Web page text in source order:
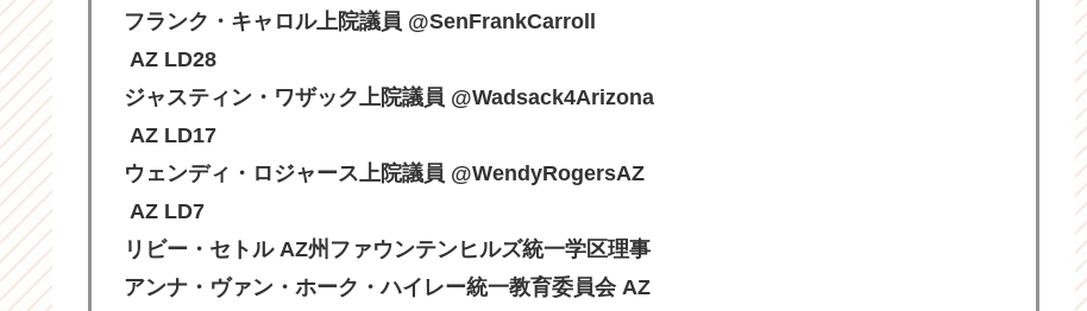
フランク・キャロル上院議員 @SenFrankCarroll
AZ LD28
ジャスティン・ワザック上院議員 @Wadsack4Arizona
AZ LD17
ウェンディ・ロジャース上院議員 @WendyRogersAZ
AZ LD7
リビー・セトル AZ州ファウンテンヒルズ統一学区理事
アンナ・ヴァン・ホーク・ハイレー統一教育委員会 AZ